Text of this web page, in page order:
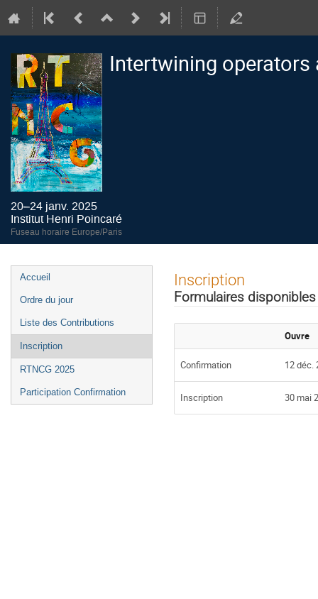
Intertwining operators
20–24 janv. 2025
Institut Henri Poincaré
Fuseau horaire Europe/Paris
Menu
de
Accueil
Ordre du jour
Liste des Contributions
Inscription
RTNCG 2025
Participation Confirmation
Inscription
Formulaires disponibles
Ouvre
Confirmation 12 déc.
Inscription 30 mai